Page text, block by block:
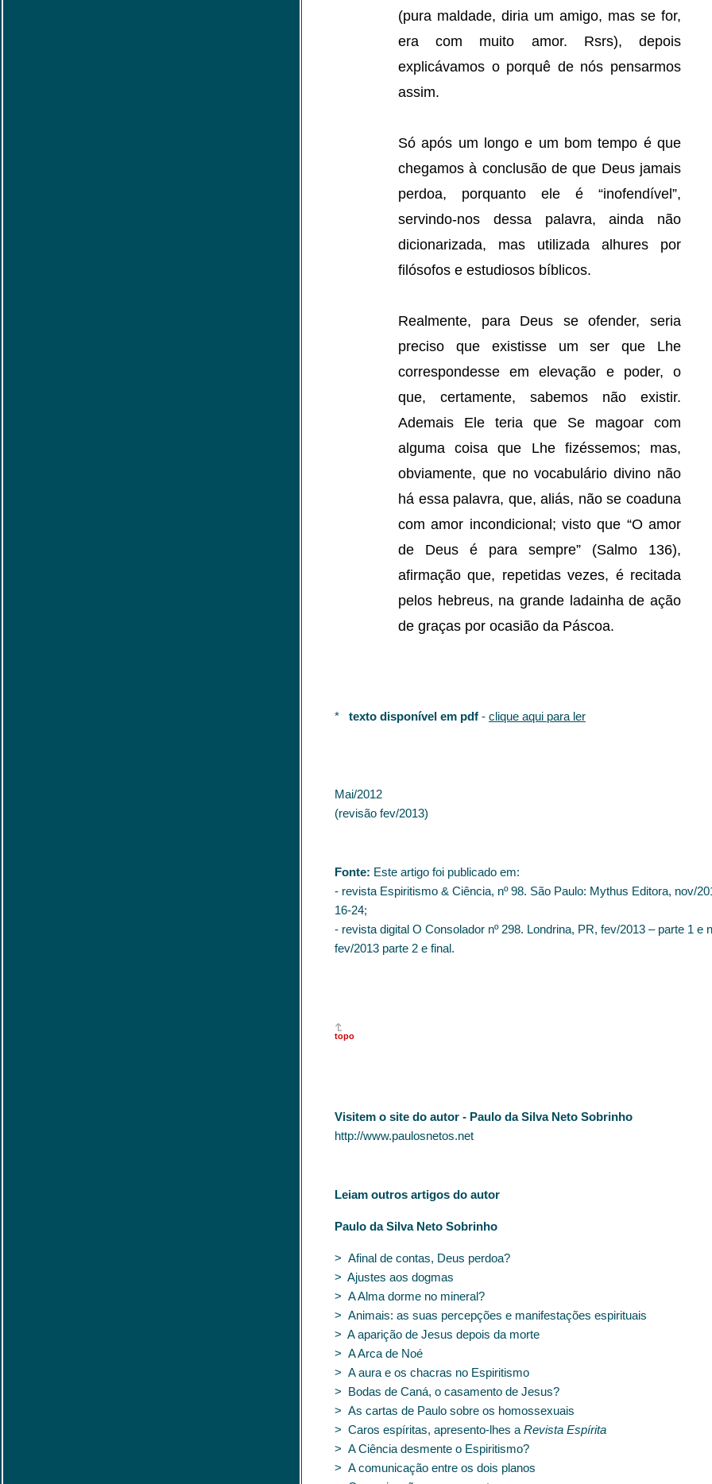
(pura maldade, diria um amigo, mas se for,
era com muito amor. Rsrs), depois
explicávamos o porquê de nós pensarmos
assim.
Só após um longo e um bom tempo é que
chegamos à conclusão de que Deus jamais
perdoa, porquanto ele é “inofendível”,
servindo-nos dessa palavra, ainda não
dicionarizada, mas utilizada alhures por
filósofos e estudiosos bíblicos.
Realmente, para Deus se ofender, seria
preciso que existisse um ser que Lhe
correspondesse em elevação e poder, o
que, certamente, sabemos não existir.
Ademais Ele teria que Se magoar com
alguma coisa que Lhe fizéssemos; mas,
obviamente, que no vocabulário divino não
há essa palavra, que, aliás, não se coaduna
com amor incondicional; visto que “O amor
de Deus é para sempre” (Salmo 136),
afirmação que, repetidas vezes, é recitada
pelos hebreus, na grande ladainha de ação
de graças por ocasião da Páscoa.
* texto disponível em pdf - clique aqui para ler
Mai/2012
(revisão fev/2013)
Fonte: Este artigo foi publicado em:
- revista Espiritismo & Ciência, nº 98. São Paulo: Mythus Editora, nov/
16-24;
- revista digital O Consolador nº 298. Londrina, PR, fev/2013 – parte 1 e
fev/2013 parte 2 e final.
topo
Visitem o site do autor - Paulo da Silva Neto Sobrinho
http://www.paulosnetos.net
Leiam outros artigos do autor
Paulo da Silva Neto Sobrinho
> Afinal de contas, Deus perdoa?
> Ajustes aos dogmas
> A Alma dorme no mineral?
> Animais: as suas percepções e manifestações espirituais
> A aparição de Jesus depois da morte
> A Arca de Noé
> A aura e os chacras no Espiritismo
> Bodas de Caná, o casamento de Jesus?
> As cartas de Paulo sobre os homossexuais
> Caros espíritas, apresento-lhes a Revista Espírita
> A Ciência desmente o Espiritismo?
> A comunicação entre os dois planos